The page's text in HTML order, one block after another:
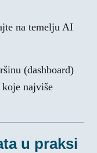
na temelju AI
(dashboard)
koje najviše
u praksi